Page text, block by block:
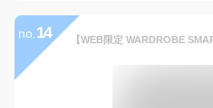
no. 14